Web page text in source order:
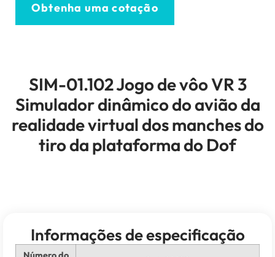
Obtenha uma cotação
SIM-01.102 Jogo de vôo VR 3
Simulador dinâmico do avião da
realidade virtual dos manches do
tiro da plataforma do Dof
Informações de especificação